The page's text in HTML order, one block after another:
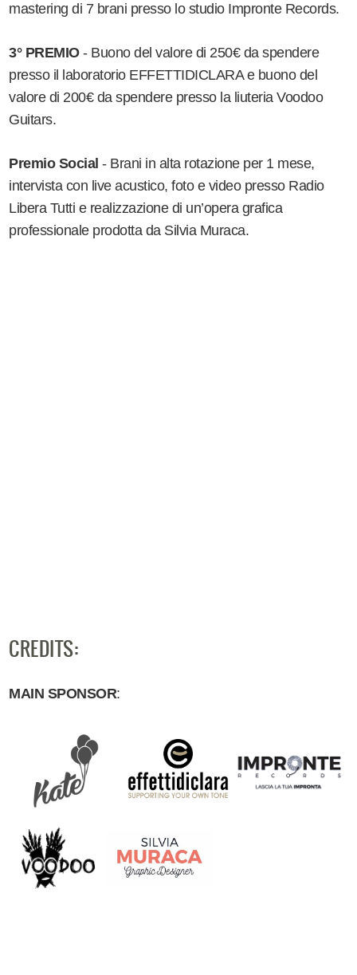
mastering di 7 brani presso lo studio Impronte Records.
3° PREMIO- Buono del valore di 250€ da spendere
presso il laboratorio EFFETTIDICLARA e buono del
valore di 200€ da spendere presso la liuteria Voodoo
Guitars.
Premio Social - Brani in alta rotazione per 1 mese,
intervista con live acustico, foto e video presso Radio
Libera Tutti e realizzazione di un’opera grafica
professionale prodotta da Silvia Muraca.
CREDITS:
MAIN SPONSOR: